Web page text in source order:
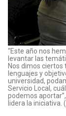
“Este año nos
levantar las
Nos dimos ciertos
lenguajes y
universidad,
Servicio Local,
podemos
lidera la iniciativa.